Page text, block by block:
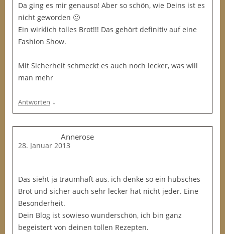
Da ging es mir genauso! Aber so schön, wie Deins ist es
nicht geworden 🙂
Ein wirklich tolles Brot!!! Das gehört definitiv auf eine
Fashion Show.
Mit Sicherheit schmeckt es auch noch lecker, was will
man mehr
Antworten ↓
Annerose
28. Januar 2013
Das sieht ja traumhaft aus, ich denke so ein hübsches
Brot und sicher auch sehr lecker hat nicht jeder. Eine
Besonderheit.
Dein Blog ist sowieso wunderschön, ich bin ganz
begeistert von deinen tollen Rezepten.